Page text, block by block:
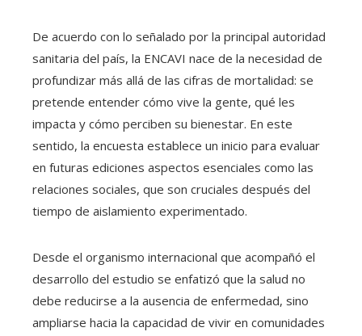
De acuerdo con lo señalado por la principal autoridad
sanitaria del país, la ENCAVI nace de la necesidad de
profundizar más allá de las cifras de mortalidad: se
pretende entender cómo vive la gente, qué les
impacta y cómo perciben su bienestar. En este
sentido, la encuesta establece un inicio para evaluar
en futuras ediciones aspectos esenciales como las
relaciones sociales, que son cruciales después del
tiempo de aislamiento experimentado.
Desde el organismo internacional que acompañó el
desarrollo del estudio se enfatizó que la salud no
debe reducirse a la ausencia de enfermedad, sino
ampliarse hacia la capacidad de vivir en comunidades